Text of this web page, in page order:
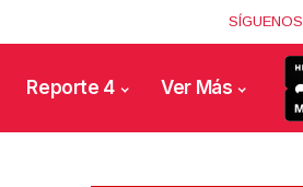
SÍGUENOS
Reporte 4 Ver Más